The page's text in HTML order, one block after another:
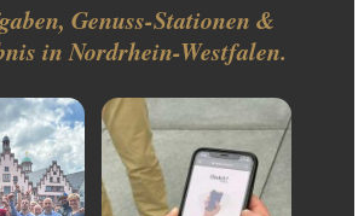
Genuss-Stationen &
in Nordrhein-Westfalen.